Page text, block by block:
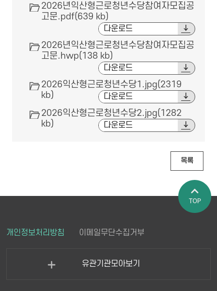
2026년익산형근로청년수당참여자모집공
고문.pdf(639 kb)
다운로드
2026년익산형근로청년수당참여자모집공
고문.hwp(138 kb)
다운로드
2026익산형근로청년수당1.jpg(2319
kb)
다운로드
2026익산형근로청년수당2.jpg(1282
kb)
다운로드
목록
개인정보처리방침 이메일무단수집거부
유관기관모아보기